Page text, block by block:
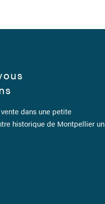
dans une petite
historique de Montpellier un